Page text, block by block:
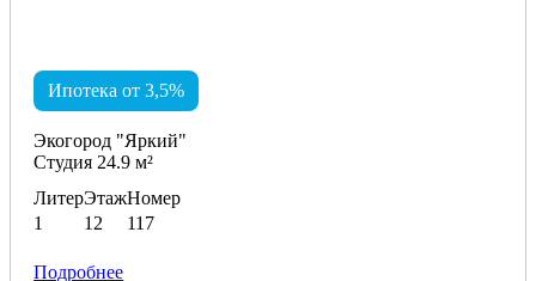
Ипотека от 3,5%
Экогород "Яркий"
Студия 24.9 м²
Литер
1
Этаж
12
Номер
117
Подробнее